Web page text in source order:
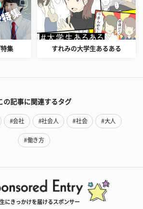
集 すれみの大学生あるある
の記事に関連するタグ
#会社 #社会人 #社会 #大人
#働き方
にきっかけを届けるスポンサー